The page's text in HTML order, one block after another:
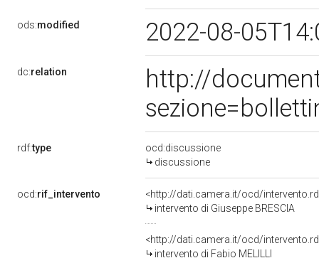
ods:modified 2022-08-
dc:relation
http://
rdf:type
ocd:discussione
discussione
ocd:rif_intervento
<http://dati.camera.it/ocd/
intervento di Giuseppe BRESCIA
<http://dati.camera.it/ocd/
intervento di Fabio MELILLI